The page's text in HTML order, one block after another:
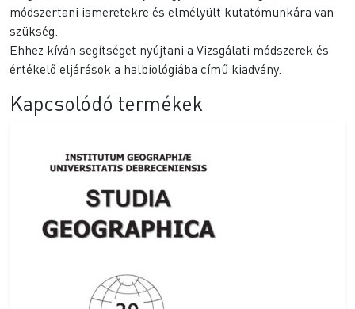
módszertani ismeretekre és elmélyült kutatómunkára van
szükség.
Ehhez kíván segítséget nyújtani a Vizsgálati módszerek és
értékelő eljárások a halbiológiába című kiadvány.
Kapcsolódó termékek